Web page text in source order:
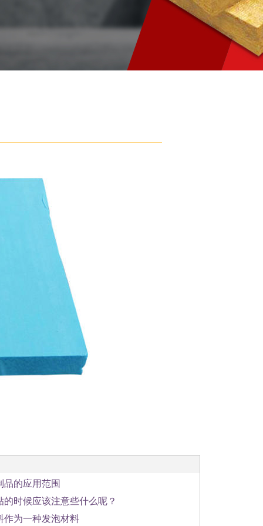
品的应用范围
的时候应该注意些什么呢？
作为一种发泡材料